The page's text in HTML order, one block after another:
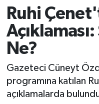
Ruhi
Ne?
Gazeteci Cüneyt
programına katılan
açıklamalarda
Trafik Durumu
Süper Lig Puan
Tüm Manşetler
Son Dakika